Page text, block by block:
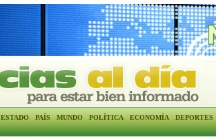
ESTADO PAÍS MUNDO POLÍTICA ECONOMÍA DEPORTES